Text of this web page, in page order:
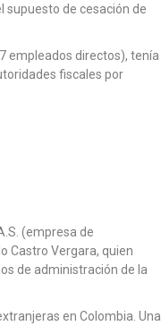
supuesto de cesación de
empleados directos), tenía
fiscales por
(empresa de
Castro Vergara, quien
de administración de la
en Colombia. Una